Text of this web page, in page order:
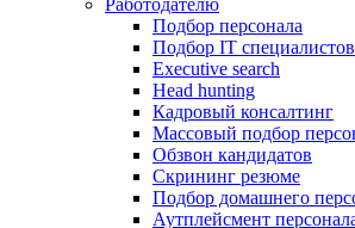
Работодателю
Подбор персонала
Подбор IT специалистов
Еxecutive search
Head hunting
Кадровый консалтинг
Массовый подбор
Обзвон кандидатов
Скрининг резюме
Подбор домашнего
Аутплейсмент